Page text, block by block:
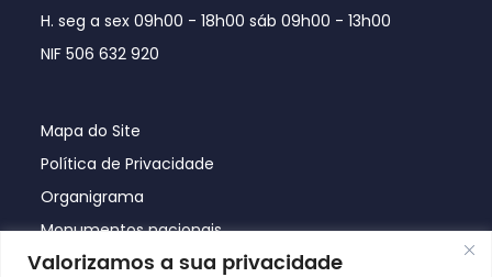
Valorizamos a sua privacidade
H. seg a sex 09h00 - 18h00 sáb 09h00 - 13h00
NIF 506 632 920
Mapa do Site
Política de Privacidade
Organigrama
Monumentos nacionais